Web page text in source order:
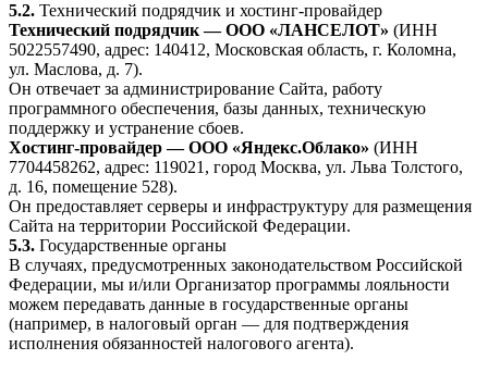
5.2. Технический подрядчик и хостинг-провайдер
Технический подрядчик — ООО «ЛАНСЕЛОТ» (ИНН
5022557490, адрес: 140412, Московская область, г. Коломна,
ул. Маслова, д. 7).
Он отвечает за администрирование Сайта, работу
программного обеспечения, базы данных, техническую
поддержку и устранение сбоев.
Хостинг-провайдер — ООО «Яндекс.Облако» (ИНН
7704458262, адрес: 119021, город Москва, ул. Льва Толстого,
д. 16, помещение 528).
Он предоставляет серверы и инфраструктуру для размещения
Сайта на территории Российской Федерации.
5.3. Государственные органы
В случаях, предусмотренных законодательством Российской
Федерации, мы и/или Организатор программы лояльности
можем передавать данные в государственные органы
(например, в налоговый орган — для подтверждения
исполнения обязанностей налогового агента).